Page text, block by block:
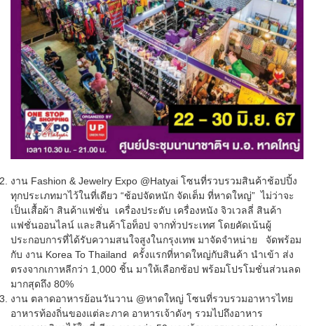
งาน Fashion & Jewelry Expo @Hatyai โซนที่รวบรวมสินค้าช้อปปิ้ง
ทุกประเภทมาไว้ในที่เดียว “ช้อปจัดหนัก จัดเต็ม ที่หาดใหญ่” ไม่ว่าจะ
เป็นเสื้อผ้า สินค้าแฟชั่น เครื่องประดับ เครื่องหนัง จิวเวลลี่ สินค้า
แฟชั่นออนไลน์ และสินค้าโอท็อป จากทั่วประเทศ โดยคัดเน้นผู้
ประกอบการที่ได้รับความสนใจสูงในกรุงเทพ มาจัดจำหน่าย จัดพร้อม
กับ งาน Korea To Thailand ครั้งแรกที่หาดใหญ่กับสินค้า นำเข้า ส่ง
ตรงจากเกาหลีกว่า 1,000 ชิ้น มาให้เลือกช้อป พร้อมโปรโมชั่นส่วนลด
มากสุดถึง 80%
งาน ตลาดอาหารย้อนวันวาน @หาดใหญ่ โซนที่รวบรวมอาหารไทย
อาหารท้องถิ่นของแต่ละภาค อาหารเจ้าดังๆ รวมไปถึงอาหาร